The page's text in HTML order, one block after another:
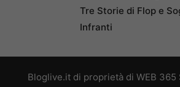
Tre Storie di Flop e
Infranti
Bloglive.it di proprietà di WEB 365